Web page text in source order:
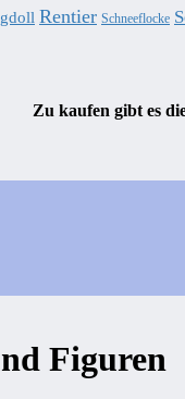
Rentier Schneeflocke
Zu kaufen gibt es
Figuren